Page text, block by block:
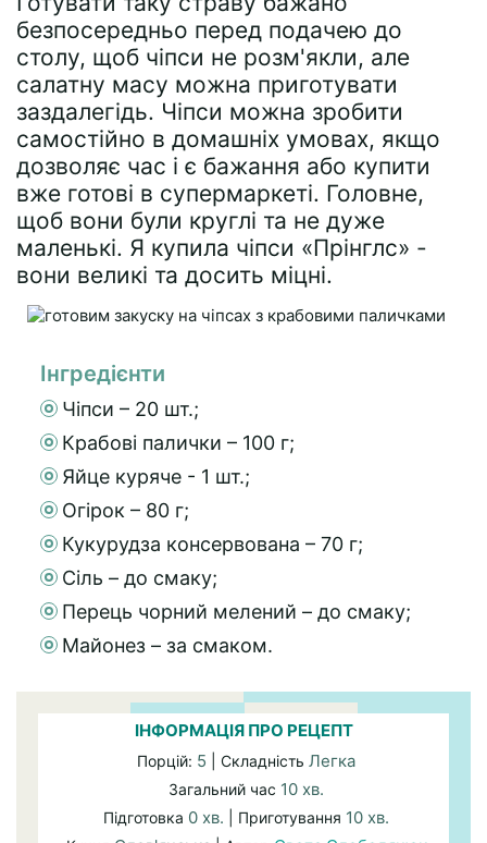
безпосередньо перед подачею до
столу, щоб чіпси не розм'якли, але
салатну масу можна приготувати
заздалегідь. Чіпси можна зробити
самостійно в домашніх умовах, якщо
дозволяє час і є бажання або купити
вже готові в супермаркеті. Головне,
щоб вони були круглі та не дуже
маленькі. Я купила чіпси «Прінглс» -
вони великі та досить міцні.
Інгредієнти
Чіпси – 20 шт.;
Крабові палички – 100 г;
Яйце куряче - 1 шт.;
Огірок – 80 г;
Кукурудза консервована – 70 г;
Сіль – до смаку;
Перець чорний мелений – до смаку;
Майонез – за смаком.
ІНФОРМАЦІЯ ПРО РЕЦЕПТ
Порцій: 5 | Складність Легка
Загальний час 10 хв.
Підготовка 0 хв. | Приготування 10 хв.